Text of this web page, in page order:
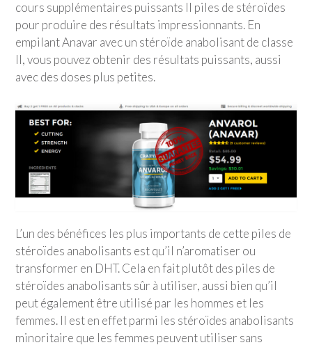
cours supplémentaires puissants II piles de stéroïdes
pour produire des résultats impressionnants. En
empilant Anavar avec un stéroïde anabolisant de classe
II, vous pouvez obtenir des résultats puissants, aussi
avec des doses plus petites.
L’un des bénéfices les plus importants de cette piles de
stéroïdes anabolisants est qu’il n’aromatiser ou
transformer en DHT. Cela en fait plutôt des piles de
stéroïdes anabolisants sûr à utiliser, aussi bien qu’il
peut également être utilisé par les hommes et les
femmes. Il est en effet parmi les stéroïdes anabolisants
minoritaire que les femmes peuvent utiliser sans